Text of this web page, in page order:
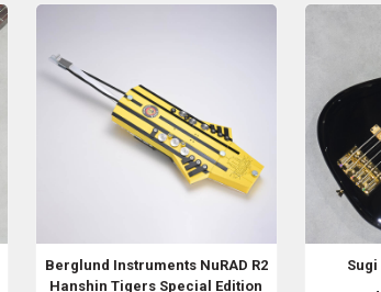
Berglund Instruments NuRAD R2
Hanshin Tigers Special Edition
Sugi